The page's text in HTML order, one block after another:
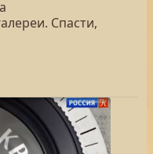
Спасти,